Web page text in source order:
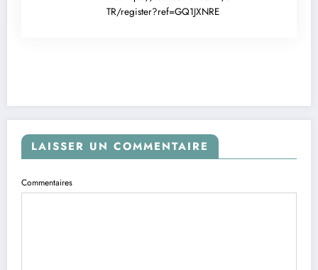
TR/register?ref=GQ1JXNRE
LAISSER UN COMMENTAIRE
Commentaires